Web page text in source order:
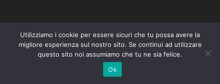
Utilizziamo i cookie per essere sicuri che tu possa avere la
migliore esperienza sul nostro sito. Se continui ad utilizzare
questo sito noi assumiamo che tu ne sia felice.
Ok